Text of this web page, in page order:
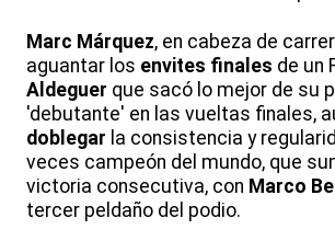
Marc Márquez, en cabeza de
aguantar los envites finales de un
Aldeguer que sacó lo mejor de su
'debutante' en las vueltas finales,
doblegar la consistencia y
veces campeón del mundo, que
victoria consecutiva, con Marco
tercer peldaño del podio.